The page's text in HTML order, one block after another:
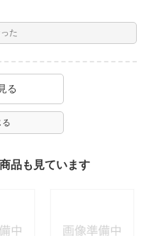
た
る
る
品も見ています